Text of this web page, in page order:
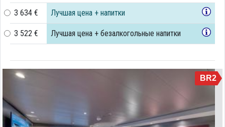
3 634 € Лучшая цена + напитки
3 522 € Лучшая цена + безалкогольные напитки
BR2